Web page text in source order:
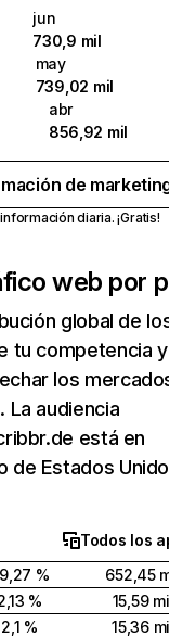
jun
730,9 mil
may
739,02 mil
abr
856,92 mil
de
diaria. ¡Gratis!
web por
global de
tu competencia y
los
La audiencia
está en
de Estados
Todos los
%
652,45
%
15,59
2,1 %
15,36